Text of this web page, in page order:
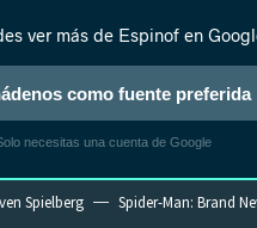
REALITY ANIME
Spielberg Spider-Man: Brand
ver más de Espinof en
como fuente preferida
necesitas una cuenta de Google